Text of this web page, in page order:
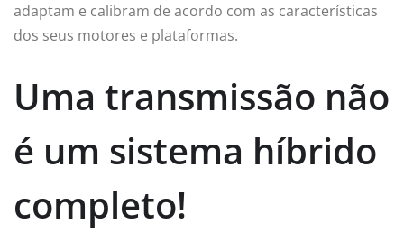
adaptam e calibram de acordo com as características
dos seus motores e plataformas.
Uma transmissão não
é um sistema híbrido
completo!